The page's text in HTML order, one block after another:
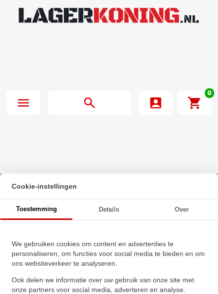
0
Beginpagina·
Zeskanttapbout Deeldraad DIN 931 M30x280mm 10.9
Onbehandeld
Cookie-instellingen
Toestemming Details Over
We gebruiken cookies om content en advertenties te
personaliseren, om functies voor social media te bieden en om
ons websiteverkeer te analyseren.
Ook delen we informatie over uw gebruik van onze site met
onze partners voor social media, adverteren en analyse.
Zeskanttapbout Deeldraad DIN
931 M30x280mm 10.9
Onbehandeld